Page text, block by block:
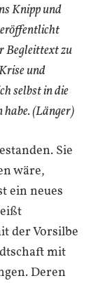
Knipp und
Begleittext zu
und
selbst in die
(Länger)
Sie
wäre,
ein neues
der Vorsilbe
mit
Deren